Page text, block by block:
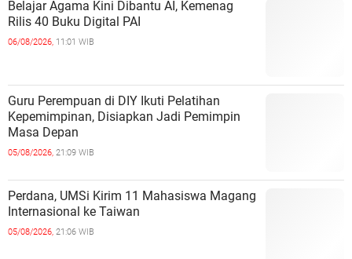
Belajar Agama Kini Dibantu AI, Kemenag
Rilis 40 Buku Digital PAI
06/08/2026, 11:01 WIB
Guru Perempuan di DIY Ikuti Pelatihan
Kepemimpinan, Disiapkan Jadi Pemimpin
Masa Depan
05/08/2026, 21:09 WIB
Perdana, UMSi Kirim 11 Mahasiswa Magang
Internasional ke Taiwan
05/08/2026, 21:06 WIB